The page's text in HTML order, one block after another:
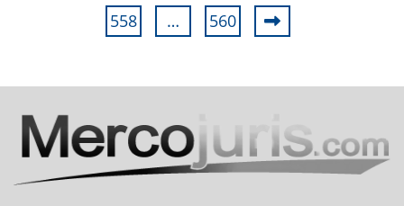
558
… 560